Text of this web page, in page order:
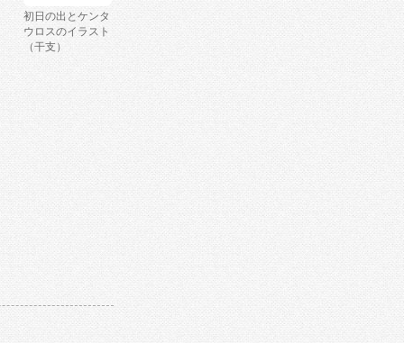
初日の出とケンタ
ウロスのイラスト
（干支）